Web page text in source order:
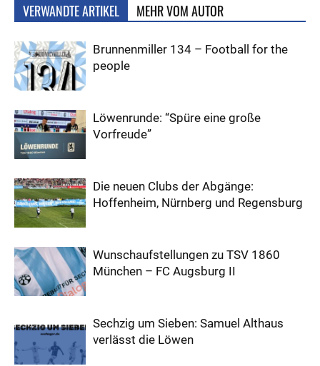
VERWANDTE ARTIKEL MEHR VOM AUTOR
Brunnenmiller 134 – Football for the
people
Löwenrunde: “Spüre eine große
Vorfreude”
Die neuen Clubs der Abgänge:
Hoffenheim, Nürnberg und Regensburg
Wunschaufstellungen zu TSV 1860
München – FC Augsburg II
Sechzig um Sieben: Samuel Althaus
verlässt die Löwen